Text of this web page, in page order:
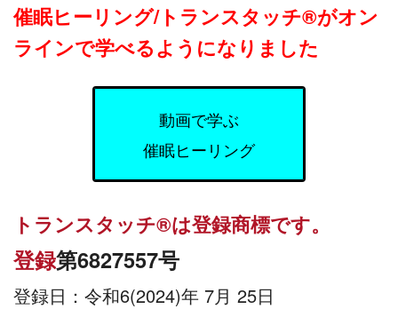
催眠ヒーリング/トランスタッチ®️がオン
ラインで学べるようになりました
動画で学ぶ
催眠ヒーリング
トランスタッチ®️は登録商標です。
登録第6827557号
登録日： 令和6(2024)年 7月 25日